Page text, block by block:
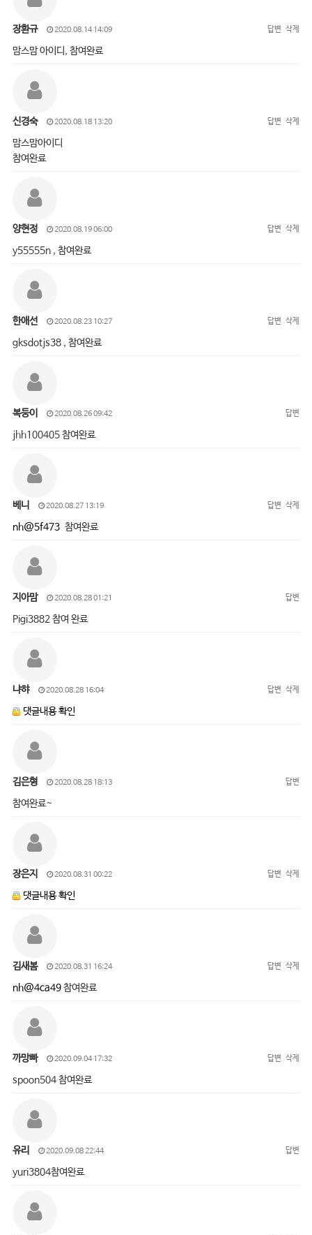
장환규 2020.08.14 14:09 답변 삭제
맘스맘 아이디, 참여완료
신경숙 2020.08.18 13:20 답변 삭제
맘스맘아이디
참여완료
양현정 2020.08.19 06:00 답변 삭제
y55555n , 참여완료
한애선 2020.08.23 10:27 답변 삭제
gksdotjs38 , 참여완료
복둥이 2020.08.26 09:42 답변
jhh100405 참여완료
베니 2020.08.27 13:19 답변 삭제
nh@5f473참여완료
지아맘 2020.08.28 01:21 답변
Pigi3882 참여 완료
냐햐 2020.08.28 16:04 답변 삭제
댓글내용 확인
김은형 2020.08.28 18:13 답변
참여완료~
장은지 2020.08.31 00:22 답변 삭제
댓글내용 확인
김새봄 2020.08.31 16:24 답변 삭제
nh@4ca49참여완료
까망빠 2020.09.04 17:32 답변 삭제
spoon504 참여완료
유리 2020.09.08 22:44 답변
yuri3804참여완료